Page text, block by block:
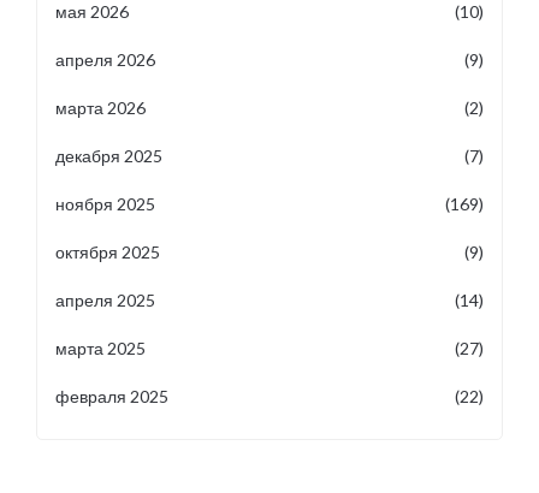
мая 2026 (10)
апреля 2026 (9)
марта 2026 (2)
декабря 2025 (7)
ноября 2025 (169)
октября 2025 (9)
апреля 2025 (14)
марта 2025 (27)
февраля 2025 (22)